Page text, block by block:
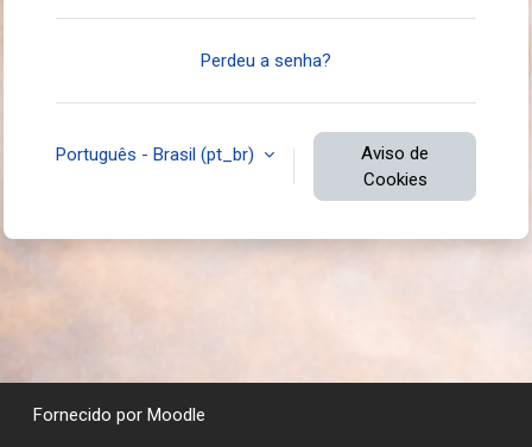
Perdeu a senha?
Português - Brasil ‎(pt_br)‎
Aviso de
Cookies
Fornecido por Moodle